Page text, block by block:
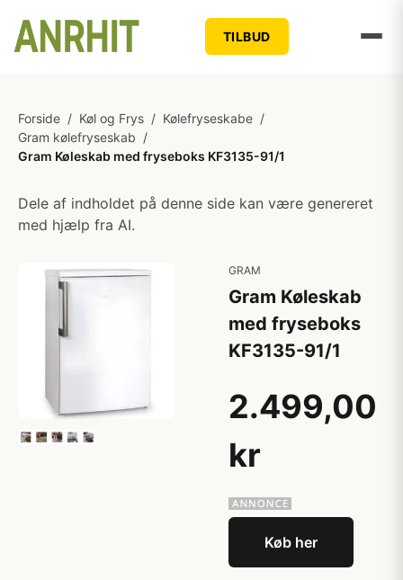
TILBUD
Forside / Køl og Frys / Kølefryseskabe /
Gram kølefryseskab /
Gram Køleskab med fryseboks KF3135-91/1
Dele af indholdet på denne side kan være genereret
med hjælp fra AI.
GRAM
Gram Køleskab
med fryseboks
KF3135-91/1
2.499,00
kr
Køb her